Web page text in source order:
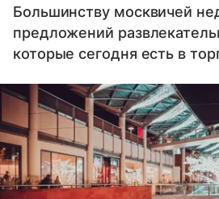
Большинству москвичей
предложений
которые сегодня есть в